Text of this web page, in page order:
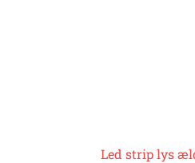
Led strip lys